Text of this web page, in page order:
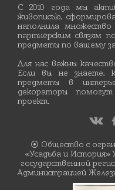
С 2010 года мы
живописью,
наполнила множество
партнёрским связям
предметы по вашему
Для нас важны
Если вы не знаете,
предметы в
декораторы
проект.
⦿ Общество с
«Усадьба и История»
государственной
Администрацией